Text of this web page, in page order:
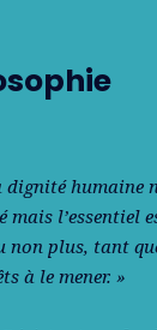
humaine
mais l’essentiel
non plus, tant
à le mener. »